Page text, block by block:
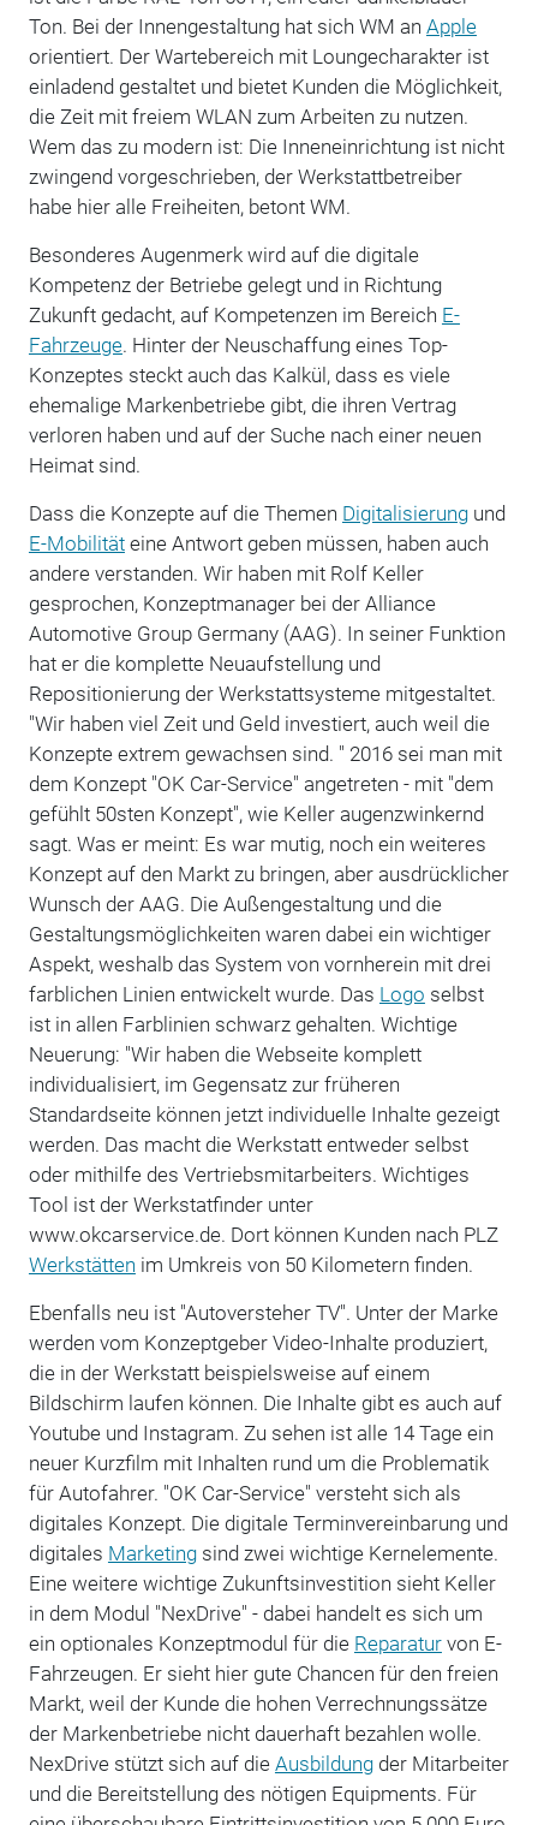
Ton. Bei der Innengestaltung hat sich WM an Apple
orientiert. Der Wartebereich mit Loungecharakter ist
einladend gestaltet und bietet Kunden die Möglichkeit,
die Zeit mit freiem WLAN zum Arbeiten zu nutzen.
Wem das zu modern ist: Die Inneneinrichtung ist nicht
zwingend vorgeschrieben, der Werkstattbetreiber
habe hier alle Freiheiten, betont WM.
Besonderes Augenmerk wird auf die digitale
Kompetenz der Betriebe gelegt und in Richtung
Zukunft gedacht, auf Kompetenzen im Bereich E-
Fahrzeuge. Hinter der Neuschaffung eines Top-
Konzeptes steckt auch das Kalkül, dass es viele
ehemalige Markenbetriebe gibt, die ihren Vertrag
verloren haben und auf der Suche nach einer neuen
Heimat sind.
Dass die Konzepte auf die Themen Digitalisierungund
E-Mobilitäteine Antwort geben müssen, haben auch
andere verstanden. Wir haben mit Rolf Keller
gesprochen, Konzeptmanager bei der Alliance
Automotive Group Germany (AAG). In seiner Funktion
hat er die komplette Neuaufstellung und
Repositionierung der Werkstattsysteme mitgestaltet.
"Wir haben viel Zeit und Geld investiert, auch weil die
Konzepte extrem gewachsen sind. " 2016 sei man mit
dem Konzept "OK Car-Service" angetreten - mit "dem
gefühlt 50sten Konzept", wie Keller augenzwinkernd
sagt. Was er meint: Es war mutig, noch ein weiteres
Konzept auf den Markt zu bringen, aber ausdrücklicher
Wunsch der AAG. Die Außengestaltung und die
Gestaltungsmöglichkeiten waren dabei ein wichtiger
Aspekt, weshalb das System von vornherein mit drei
farblichen Linien entwickelt wurde. Das Logo selbst
ist in allen Farblinien schwarz gehalten. Wichtige
Neuerung: "Wir haben die Webseite komplett
individualisiert, im Gegensatz zur früheren
Standardseite können jetzt individuelle Inhalte gezeigt
werden. Das macht die Werkstatt entweder selbst
oder mithilfe des Vertriebsmitarbeiters. Wichtiges
Tool ist der Werkstatfinder unter
www.okcarservice.de. Dort können Kunden nach PLZ
Werkstätten im Umkreis von 50 Kilometern finden.
Ebenfalls neu ist "Autoversteher TV". Unter der Marke
werden vom Konzeptgeber Video-Inhalte produziert,
die in der Werkstatt beispielsweise auf einem
Bildschirm laufen können. Die Inhalte gibt es auch auf
Youtube und Instagram. Zu sehen ist alle 14 Tage ein
neuer Kurzfilm mit Inhalten rund um die Problematik
für Autofahrer. "OK Car-Service" versteht sich als
digitales Konzept. Die digitale Terminvereinbarung und
digitales Marketingsind zwei wichtige Kernelemente.
Eine weitere wichtige Zukunftsinvestition sieht Keller
in dem Modul "NexDrive" - dabei handelt es sich um
ein optionales Konzeptmodul für die Reparaturvon E-
Fahrzeugen. Er sieht hier gute Chancen für den freien
Markt, weil der Kunde die hohen Verrechnungssätze
der Markenbetriebe nicht dauerhaft bezahlen wolle.
NexDrive stützt sich auf die Ausbildungder Mitarbeiter
und die Bereitstellung des nötigen Equipments. Für